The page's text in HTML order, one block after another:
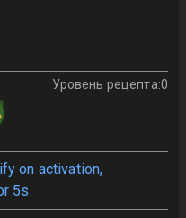
Уровень рецепта:0
on activation,
5s.